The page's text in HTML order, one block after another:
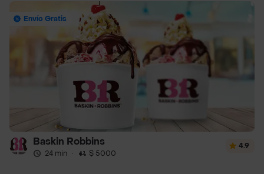
Envío Gratis
Baskin Robbins
24 min · $ 5000
4.9